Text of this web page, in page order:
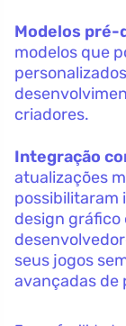
Modelos pré-
modelos que
criadores.
Integração
atualizações
possibilitaram
design gráfico
seus jogos
avançadas de